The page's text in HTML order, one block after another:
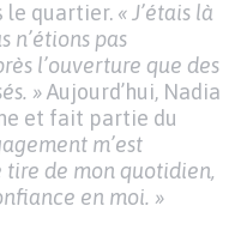
le quartier. « J’étais là
n’étions pas
l’ouverture que des
»Aujourd’hui, Nadia
et fait partie du
m’est
tire de mon quotidien,
en moi. »